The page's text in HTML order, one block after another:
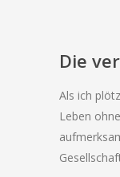
Die
Als ich
Leben